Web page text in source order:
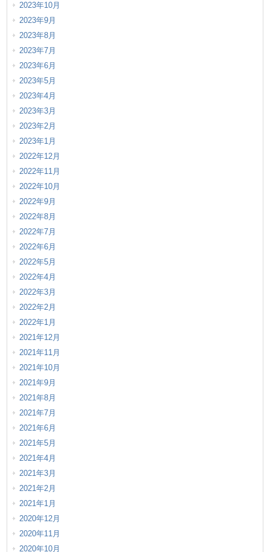
2023年10月
2023年9月
2023年8月
2023年7月
2023年6月
2023年5月
2023年4月
2023年3月
2023年2月
2023年1月
2022年12月
2022年11月
2022年10月
2022年9月
2022年8月
2022年7月
2022年6月
2022年5月
2022年4月
2022年3月
2022年2月
2022年1月
2021年12月
2021年11月
2021年10月
2021年9月
2021年8月
2021年7月
2021年6月
2021年5月
2021年4月
2021年3月
2021年2月
2021年1月
2020年12月
2020年11月
2020年10月